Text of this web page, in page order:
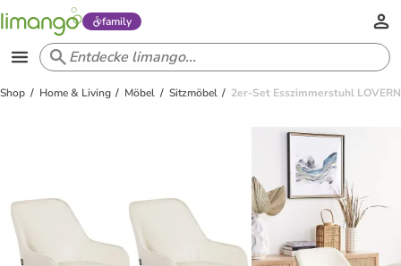
family
Shop Home & Living Möbel Sitzmöbel 2er-Set Esszimmerstuhl